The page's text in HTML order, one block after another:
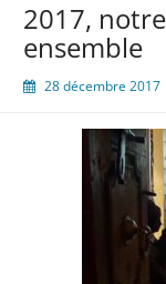
2017,
ensemble
28 décembre 2017